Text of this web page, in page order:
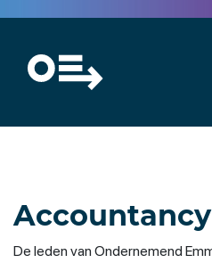
Accountancy
De leden van Ondernemend